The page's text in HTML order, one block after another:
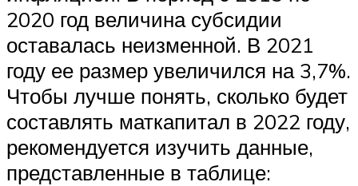
2020 год величина субсидии
оставалась неизменной. В 2021
году ее размер увеличился на 3,7%.
Чтобы лучше понять, сколько будет
составлять маткапитал в 2022 году,
рекомендуется изучить данные,
представленные в таблице: